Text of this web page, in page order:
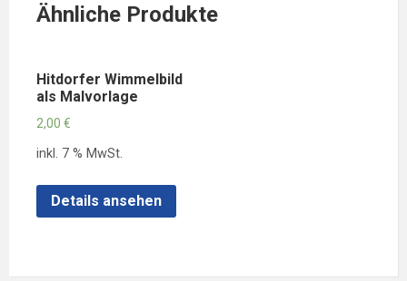
Ähnliche Produkte
Hitdorfer Wimmelbild
als Malvorlage
2,00 €
inkl. 7 % MwSt.
Details ansehen